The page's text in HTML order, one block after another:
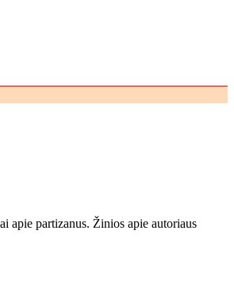
apie partizanus. Žinios apie autoriaus